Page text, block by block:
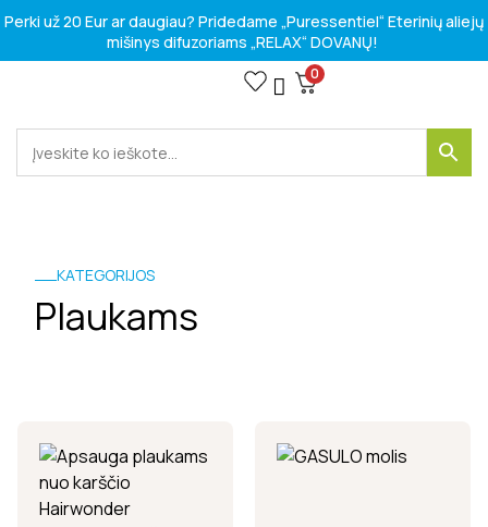
Perki už 20 Eur ar daugiau? Pridedame „Puressentiel“ Eterinių aliejų
mišinys difuzoriams „RELAX“ DOVANŲ!
0
KATEGORIJOS
Plaukams